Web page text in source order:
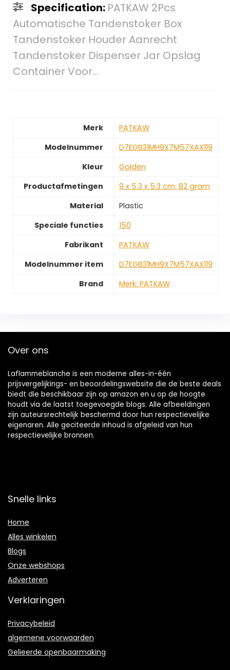
Specification: PATKAW 2Pcs
Automatische Tandenstoker Box
Tandenstoker Houder Aanrecht
Tandenstoker Dispenser Jar Opslag
Container Voor…
Merk
‎PATKAW
Modelnummer
‎D7EGB31MH9X7M57XAX119
Kleur
‎Golden
Productafmetingen
‎9 x 5.3 x 5.3 cm; 82 gram
Material
‎Plastic
Speciale functies
‎150
Fabrikant
‎PATKAW
Modelnummer item
‎D7EGB31MH9X7M57XAX119
Brand
Merk: PATKAW
Over ons
Laflammeblanche is een moderne alles-in-één
prijsvergelijkings- en beoordelingswebsite die de beste deals
biedt die beschikbaar zijn op amazon en u op de hoogte
houdt via de laatst toegevoegde blogs. Alle afbeeldingen
zijn auteursrechtelijk beschermd door hun respectievelijke
eigenaren. Alle geciteerde inhoud is afgeleid van hun
respectievelijke bronnen.
Snelle links
Home
Alles winkelen
Blogs
Onze webshops
Adverteren
Verklaringen
Privacybeleid
algemene voorwaarden
Gelieerde openbaarmaking